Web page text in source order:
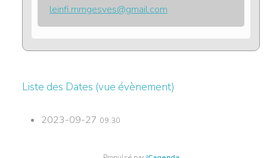
leinfi.mmgesves@gmail.com
Liste des Dates (vue évènement)
2023-09-27 09:30